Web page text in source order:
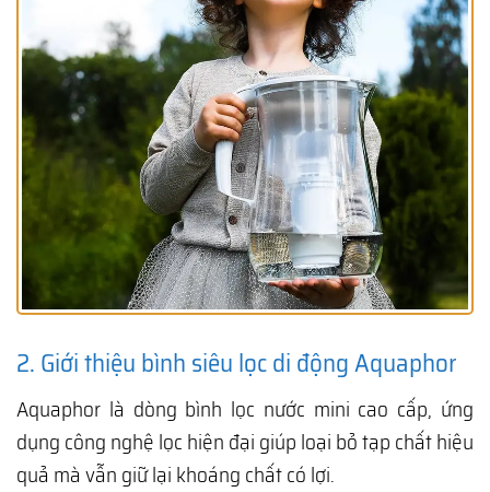
2. Giới thiệu bình siêu lọc di động Aquaphor
Aquaphor là dòng bình lọc nước mini cao cấp, ứng
dụng công nghệ lọc hiện đại giúp loại bỏ tạp chất hiệu
quả mà vẫn giữ lại khoáng chất có lợi.